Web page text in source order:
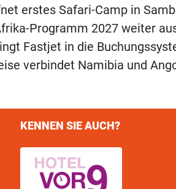
erstes Safari-Camp in
Programm 2027 weiter
Fastjet in die
verbindet Namibia und
KENNEN SIE AUCH?